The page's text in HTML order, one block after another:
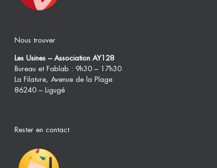
Nous trouver
Les Usines – Association AY128
Bureau et Fablab : 9h30 – 17h30
La Filature, Avenue de la Plage
86240 – Ligugé
Rester en contact